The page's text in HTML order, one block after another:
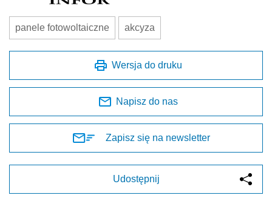
panele fotowoltaiczne akcyza
Wersja do druku
Napisz do nas
Zapisz się na newsletter
Udostępnij